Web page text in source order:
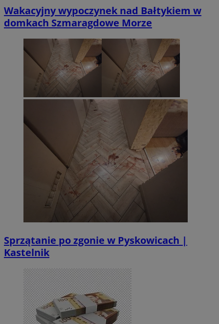
Wakacyjny wypoczynek nad Bałtykiem w
domkach Szmaragdowe Morze
Sprzątanie po zgonie w Pyskowicach |
Kastelnik